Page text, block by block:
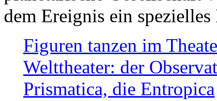
dem Ereignis ein
Figuren tanzen im
Welttheater: der
Prismatica, die Entropica